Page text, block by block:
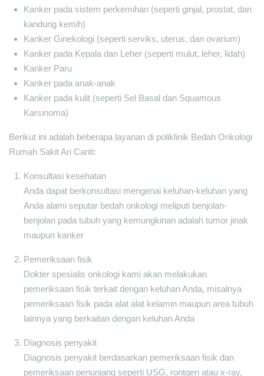
Kanker pada sistem perkemihan (seperti ginjal, prostat, dan
kandung kemih)
Kanker Ginekologi (seperti serviks, uterus, dan ovarium)
Kanker pada Kepala dan Leher (seperti mulut, leher, lidah)
Kanker Paru
Kanker pada anak-anak
Kanker pada kulit (seperti Sel Basal dan Squamous
Karsinoma)
Berikut ini adalah beberapa layanan di poliklinik Bedah Onkologi
Rumah Sakit Ari Canti:
Konsultasi kesehatan
Anda dapat berkonsultasi mengenai keluhan-keluhan yang
Anda alami seputar bedah onkologi meliputi benjolan-
benjolan pada tubuh yang kemungkinan adalah tumor jinak
maupun kanker
Pemeriksaan fisik
Dokter spesialis onkologi kami akan melakukan
pemeriksaan fisik terkait dengan keluhan Anda, misalnya
pemeriksaan fisik pada alat alat kelamin maupun area tubuh
lainnya yang berkaitan dengan keluhan Anda
Diagnosis penyakit
Diagnosis penyakit berdasarkan pemeriksaan fisik dan
pemeriksaan penunjang seperti USG, rontgen atau x-ray,